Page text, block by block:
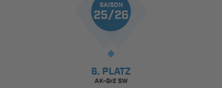
SAISON
25/26
6. PLATZ
AK-Gr2 SW